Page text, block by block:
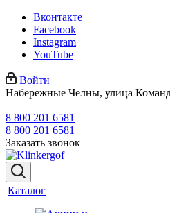
Вконтакте
Facebook
Instagram
YouTube
Войти
Набережные Челны, улица
8 800 201 6581
8 800 201 6581
Заказать звонок
Каталог